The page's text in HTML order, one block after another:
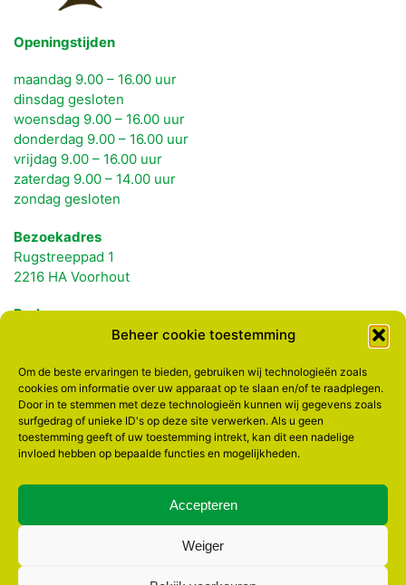
Beheer cookie toestemming
Om de beste ervaringen te bieden, gebruiken wij technologieën zoals
cookies om informatie over uw apparaat op te slaan en/of te raadplegen.
Door in te stemmen met deze technologieën kunnen wij gegevens zoals
surfgedrag of unieke ID's op deze site verwerken. Als u geen
toestemming geeft of uw toestemming intrekt, kan dit een nadelige
invloed hebben op bepaalde functies en mogelijkheden.
Accepteren
Weiger
Openingstijden
maandag 9.00 – 16.00 uur
dinsdag gesloten
woensdag 9.00 – 16.00 uur
donderdag 9.00 – 16.00 uur
vrijdag 9.00 – 16.00 uur
zaterdag 9.00 – 14.00 uur
zondag gesloten
Bezoekadres
Rugstreeppad 1
2216 HA Voorhout
Parkeren
Voorbij Spoorlaan 131
Contact
06 83 08 66 46 Ingrid
06 51 27 70 68 Jacqueline
Elsgeesterhof
2215 PE Voorhout